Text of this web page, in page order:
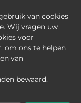
• Jean-
van cookies
Wij vragen uw
voor
om ons te helpen
van
bewaard.